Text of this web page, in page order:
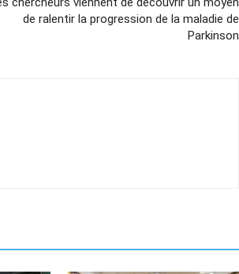
de ralentir la progression de la maladie de
Parkinson